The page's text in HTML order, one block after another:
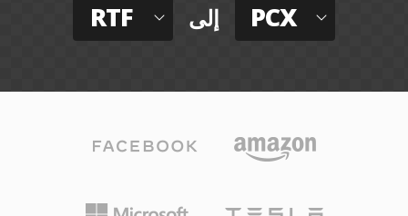
RTF إلى PCX